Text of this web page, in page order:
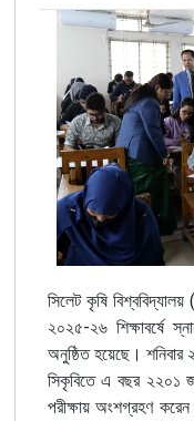
সিলেট কৃষি বিশ্ববিদ্যালয়
২০২৫-২৬ শিক্ষাবর্ষে
অনুষ্ঠিত হয়েছে। শনিবার
সিকৃবিতে এ বছর ২২০১
পরীক্ষায় অংশগ্রহণ